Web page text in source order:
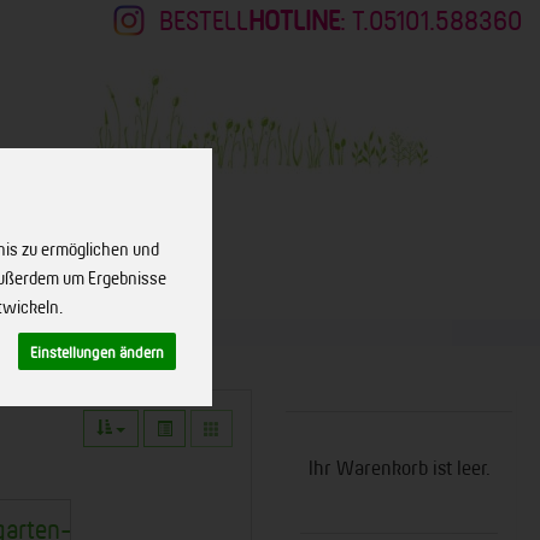
zu ermöglichen und
um Ergebnisse
Einstellungen ändern
BESTELL HOTLINE: T.05101.588360
Ihr Warenkorb ist leer.